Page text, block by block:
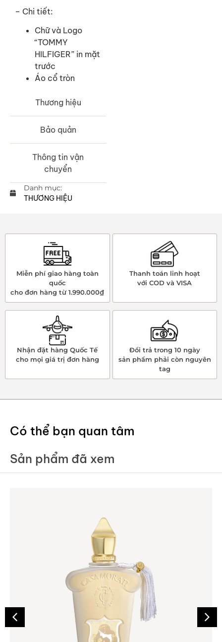
Thương hiệu
Bảo quản
Thông tin vận
chuyển
– Chi tiết:
Chữ và Logo
“TOMMY
HILFIGER” in mặt
trước
Áo cổ tròn
Danh mục:
THƯƠNG HIỆU
Miễn phí giao hàng toàn
quốc
cho đơn hàng từ 1.990.000₫
Thanh toán linh hoạt
với COD và VISA
Nhận đặt hàng Quốc Tế
cho mọi giá trị đơn hàng
Đổi trả trong 10 ngày
sản phẩm phải còn nguyên
tag
Có thể bạn quan tâm
Sản phẩm đã xem